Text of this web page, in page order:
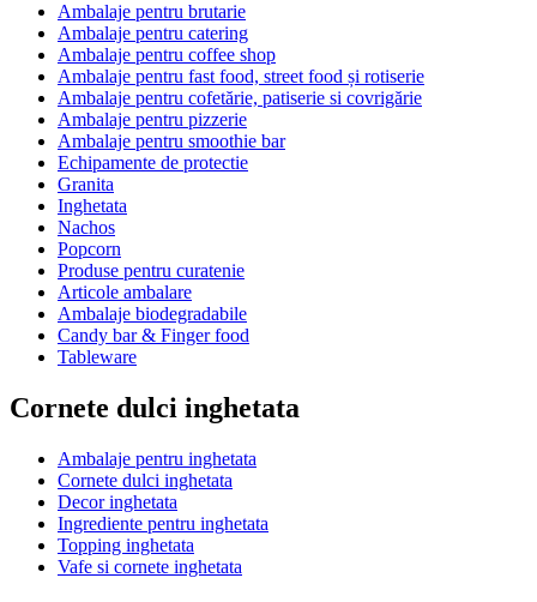
Ambalaje pentru brutarie
Ambalaje pentru catering
Ambalaje pentru coffee shop
Ambalaje pentru fast food, street food și rotiserie
Ambalaje pentru cofetărie, patiserie si covrigărie
Ambalaje pentru pizzerie
Ambalaje pentru smoothie bar
Echipamente de protectie
Granita
Inghetata
Nachos
Popcorn
Produse pentru curatenie
Articole ambalare
Ambalaje biodegradabile
Candy bar & Finger food
Tableware
Cornete dulci inghetata
Ambalaje pentru inghetata
Cornete dulci inghetata
Decor inghetata
Ingrediente pentru inghetata
Topping inghetata
Vafe si cornete inghetata